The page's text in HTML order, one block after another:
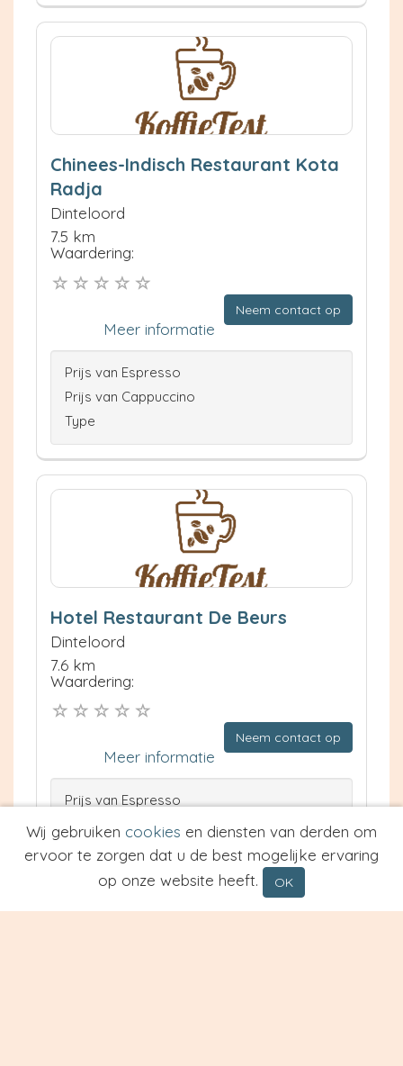
Chinees-Indisch Restaurant Kota
Radja
Dinteloord
7.5 km
Waardering:
Neem contact op
Meer informatie
Prijs van Espresso
Prijs van Cappuccino
Type
Hotel Restaurant De Beurs
Dinteloord
7.6 km
Waardering:
Neem contact op
Meer informatie
Prijs van Espresso
Prijs van Cappuccino
Type
Wij gebruiken cookies en diensten van derden om
ervoor te zorgen dat u de best mogelijke ervaring
op onze website heeft.
OK